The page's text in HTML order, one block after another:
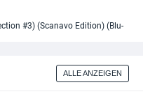
#3) (Scanavo Edition) (Blu-
ALLE ANZEIGEN